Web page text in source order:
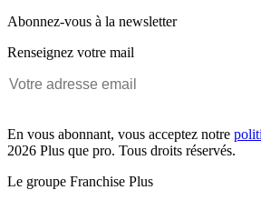
Abonnez-vous à la newsletter
Renseignez votre mail
En vous abonnant, vous acceptez notre
2026 Plus que pro. Tous droits réservés.
Le groupe Franchise Plus